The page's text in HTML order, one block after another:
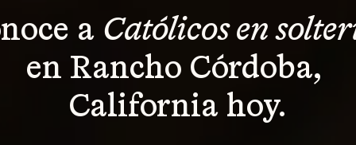
a Católicos en
en Rancho Córdoba,
California hoy.